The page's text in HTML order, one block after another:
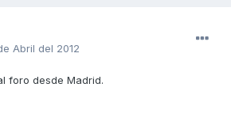
Abril del 2012
foro desde Madrid.